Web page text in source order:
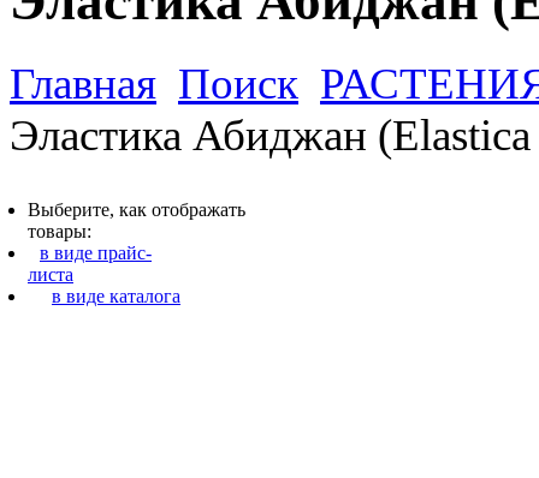
Главная Поиск
Эластика Абиджан
Выберите, как отображать
товары:
в виде прайс-
листа
в виде каталога